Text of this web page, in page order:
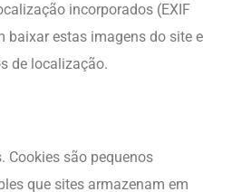
incorporados (EXIF
baixar estas imagens do site e
de localização.
Cookies são pequenos
que sites armazenam em